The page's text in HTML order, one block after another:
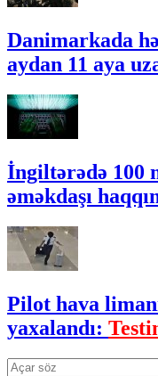
Danimarkada
aydan 11 aya
İngiltərədə 100
əməkdaşı
Pilot hava
yaxalandı: